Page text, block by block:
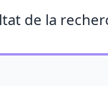
de la